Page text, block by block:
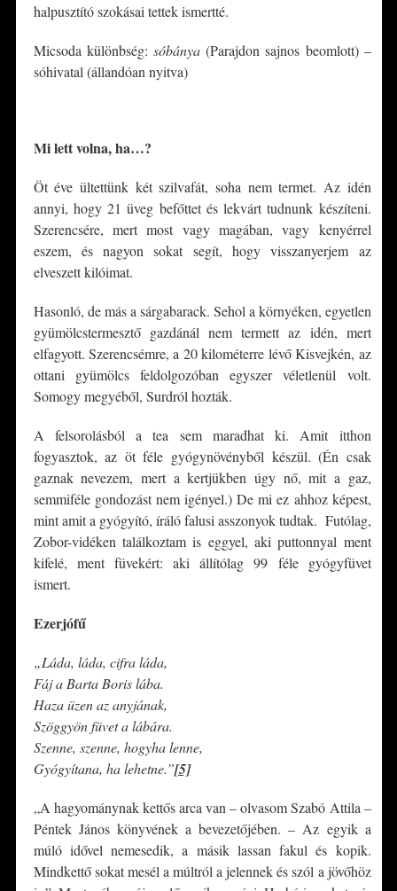
halpusztító szokásai tettek ismertté.
Micsoda különbség: sóbánya(Parajdon sajnos beomlott) –
sóhivatal (állandóan nyitva)
Mi lett volna, ha…?
Öt éve ültettünk két szilvafát, soha nem termet. Az idén
annyi, hogy 21 üveg befőttet és lekvárt tudnunk készíteni.
Szerencsére, mert most vagy magában, vagy kenyérrel
eszem, és nagyon sokat segít, hogy visszanyerjem az
elveszett kilóimat.
Hasonló, de más a sárgabarack. Sehol a környéken, egyetlen
gyümölcstermesztő gazdánál nem termett az idén, mert
elfagyott. Szerencsémre, a 20 kilométerre lévő Kisvejkén, az
ottani gyümölcs feldolgozóban egyszer véletlenül volt.
Somogy megyéből, Surdról hozták.
A felsorolásból a tea sem maradhat ki. Amit itthon
fogyasztok, az öt féle gyógynövényből készül. (Én csak
gaznak nevezem, mert a kertjükben úgy nő, mit a gaz,
semmiféle gondozást nem igényel.) De mi ez ahhoz képest,
mint amit a gyógyító, íráló falusi asszonyok tudtak. Futólag,
Zobor-vidéken találkoztam is eggyel, aki puttonnyal ment
kifelé, ment füvekért: aki állítólag 99 féle gyógyfüvet
ismert.
Ezerjófű
„Láda, láda, cifra láda,
Fáj a Barta Boris lába.
Haza üzen az anyjának,
Szöggyön füvet a lábára.
Szenne, szenne, hogyha lenne,
Gyógyítana, ha lehetne.”[5]
„A hagyománynak kettős arca van – olvasom Szabó Attila –
Péntek János könyvének a bevezetőjében. – Az egyik a
múló idővel nemesedik, a másik lassan fakul és kopik.
Mindkettő sokat mesél a múltról a jelennek és szól a jövőhöz